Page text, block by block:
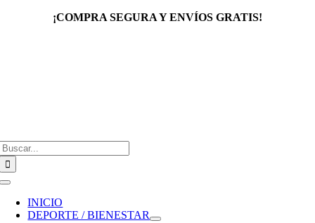
¡COMPRA SEGURA Y ENVÍOS GRATIS!
Toggle
Navigation
INICIO
DEPORTE / BIENESTAR